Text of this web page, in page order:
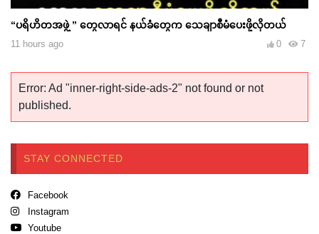
“ပရိဟိတအဖွဲ့ ‌‌” တွေလာရင် နယ်ခံတွေက သေချာစီမံပေးဖို့လိုတယ်
11 hours ago 7
0
Error: Ad "inner-right-side-ads-2" not found or not
published.
STAY CONNECTED
Facebook
Instagram
Youtube